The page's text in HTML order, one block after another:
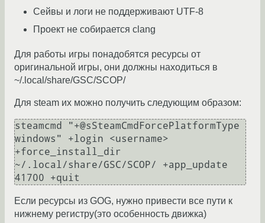
Сейвы и логи не поддерживают UTF-8
Проект не собирается clang
Для работы игры понадобятся ресурсы от
оригинальной игры, они должны находиться в
~/.local/share/GSC/SCOP/
Для steam их можно получить следующим образом:
steamcmd "+@sSteamCmdForcePlatformType
windows" +login <username>
+force_install_dir
~/.local/share/GSC/SCOP/ +app_update
Если ресурсы из GOG, нужно привести все пути к
нижнему регистру(это особенность движка)